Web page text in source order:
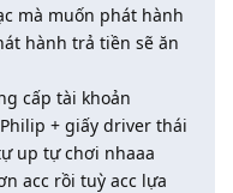
mà muốn phát hành
hành trả tiền sẽ ăn
cấp tài khoản
+ giấy driver thái
up tự chơi nhaaa
acc rồi tuỳ acc lựa